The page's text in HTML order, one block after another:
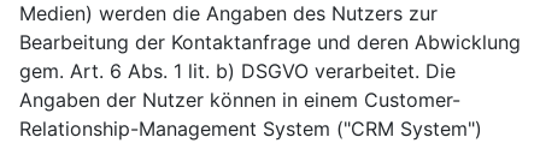
Medien) werden die Angaben des Nutzers zur
Bearbeitung der Kontaktanfrage und deren Abwicklung
gem. Art. 6 Abs. 1 lit. b) DSGVO verarbeitet. Die
Angaben der Nutzer können in einem Customer-
Relationship-Management System ("CRM System")